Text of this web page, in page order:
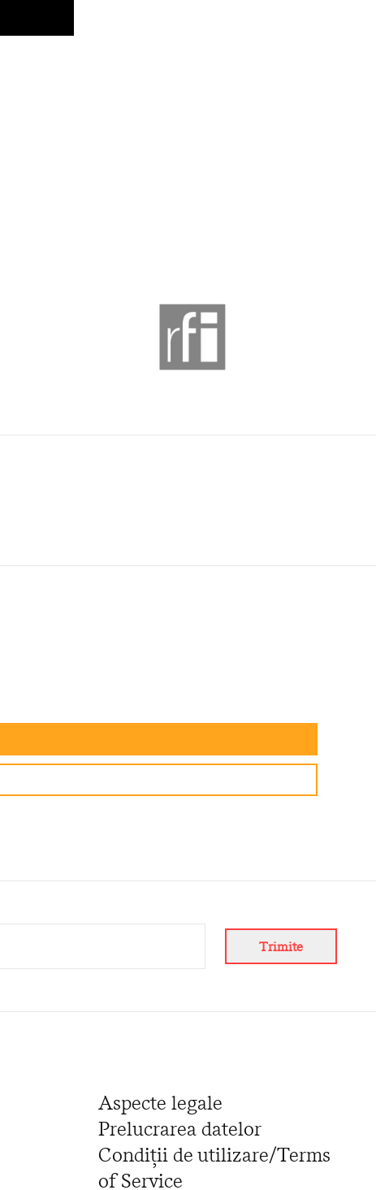
Trimite
Aspecte legale
Prelucrarea datelor
Condiții de utilizare/Terms
of Service